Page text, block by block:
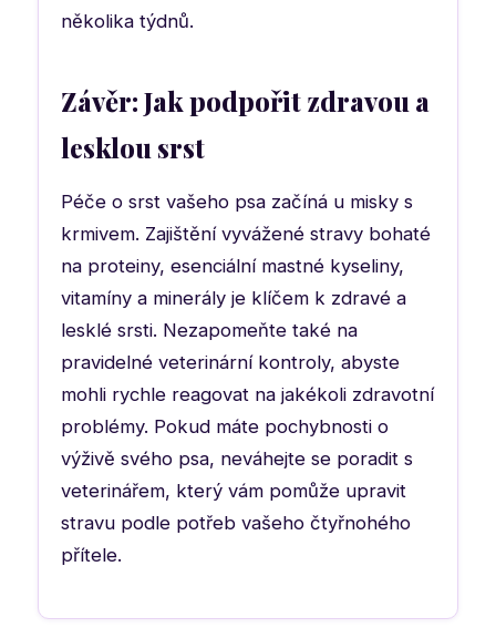
několika týdnů.
Závěr: Jak podpořit zdravou a
lesklou srst
Péče o srst vašeho psa začíná u misky s
krmivem. Zajištění vyvážené stravy bohaté
na proteiny, esenciální mastné kyseliny,
vitamíny a minerály je klíčem k zdravé a
lesklé srsti. Nezapomeňte také na
pravidelné veterinární kontroly, abyste
mohli rychle reagovat na jakékoli zdravotní
problémy. Pokud máte pochybnosti o
výživě svého psa, neváhejte se poradit s
veterinářem, který vám pomůže upravit
stravu podle potřeb vašeho čtyřnohého
přítele.